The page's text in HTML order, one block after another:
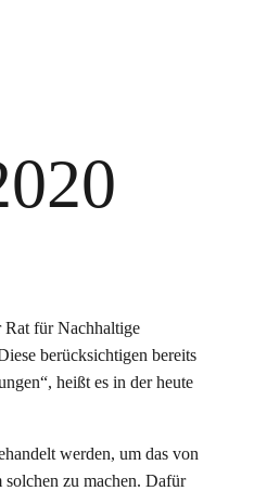
Rat für Nachhaltige
berücksichtigen bereits
heißt es in der heute
werden, um das von
solchen zu machen. Dafür